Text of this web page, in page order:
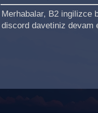
Merhabalar, B2 ingilizce
discord davetiniz devam